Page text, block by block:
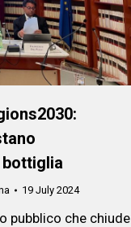
19 July 2024
pubblico che chiude